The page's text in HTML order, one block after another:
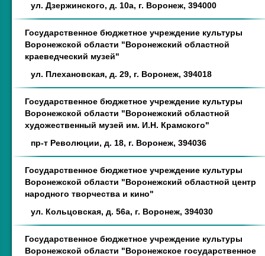
ул. Дзержинского, д. 10а, г. Воронеж, 394000
Государственное бюджетное учреждение культуры
Воронежской области "Воронежский областной
краеведческий музей"
ул. Плехановская, д. 29, г. Воронеж, 394018
Государственное бюджетное учреждение культуры
Воронежской области "Воронежский областной
художественный музей им. И.Н. Крамского"
пр-т Революции, д. 18, г. Воронеж, 394036
Государственное бюджетное учреждение культуры
Воронежской области "Воронежский областной центр
народного творчества и кино"
ул. Кольцовская, д. 56а, г. Воронеж, 394030
Государственное бюджетное учреждение культуры
Воронежской области "Воронежское государственное